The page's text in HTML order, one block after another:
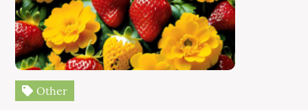
Other